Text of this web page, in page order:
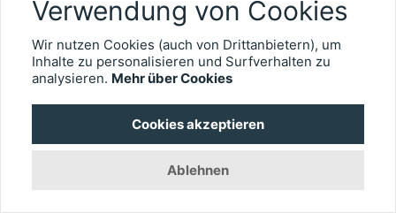
OCT-Vergleich
EYEFOX Katalog
NÜTZLICHES
Mitgliederbereich
Verwendung von Cookies
Wir nutzen Cookies (auch von Drittanbietern), um
Inhalte zu personalisieren und Surfverhalten zu
analysieren. Mehr über Cookies
Cookies akzeptieren
Ablehnen